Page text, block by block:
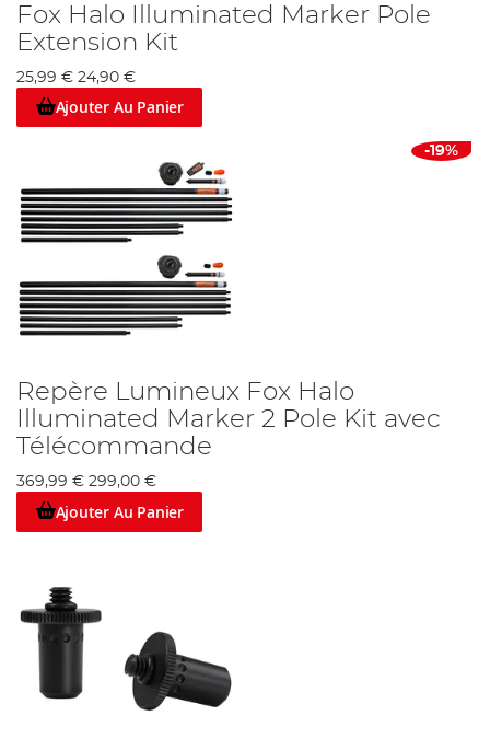
Fox Halo Illuminated Marker Pole
Extension Kit
25,99 € 24,90 €
Ajouter Au Panier
-19%
Repère Lumineux Fox Halo
Illuminated Marker 2 Pole Kit avec
Télécommande
369,99 € 299,00 €
Ajouter Au Panier